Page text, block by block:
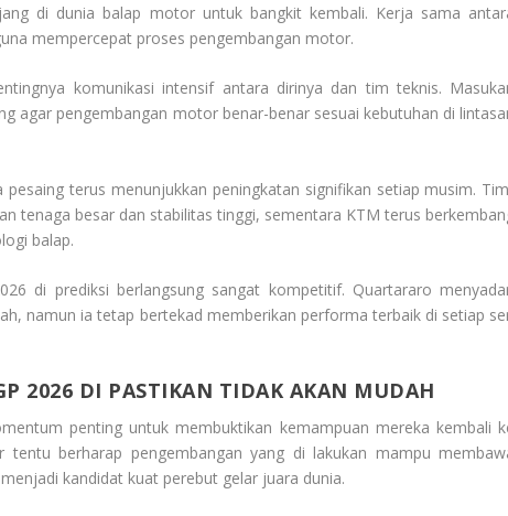
di dunia balap motor untuk bangkit kembali. Kerja sama
mempercepat proses pengembangan motor.
komunikasi intensif antara dirinya dan tim teknis.
agar pengembangan motor benar-benar sesuai kebutuhan di
terus menunjukkan peningkatan signifikan setiap musim.
tenaga besar dan stabilitas tinggi, sementara KTM terus
balap.
di prediksi berlangsung sangat kompetitif. Quartararo
namun ia tetap bertekad memberikan performa terbaik di setiap
2026 DI PASTIKAN TIDAK AKAN MUDAH
penting untuk membuktikan kemampuan mereka kembali
tentu berharap pengembangan yang di lakukan mampu
kandidat kuat perebut gelar juara dunia.